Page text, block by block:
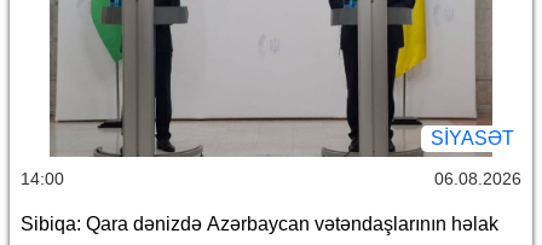
SİYASƏT
14:00 06.08.2026
Sibiqa: Qara dənizdə Azərbaycan vətəndaşlarının həlak